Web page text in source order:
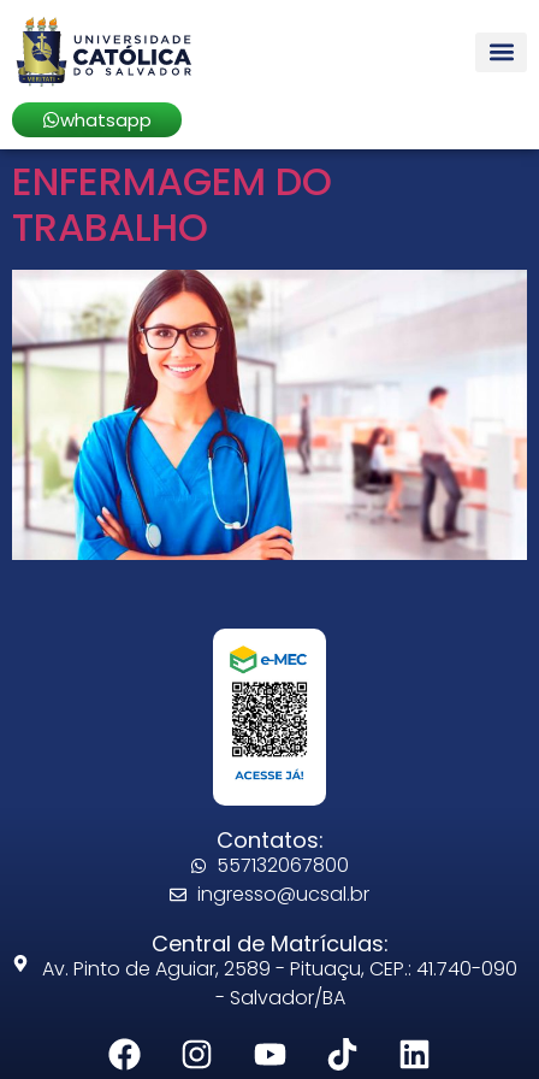
whatsapp
ENFERMAGEM DO
TRABALHO
Contatos:
557132067800
ingresso@ucsal.br
Central de Matrículas:
Av. Pinto de Aguiar, 2589 - Pituaçu, CEP.: 41.740-090
- Salvador/BA